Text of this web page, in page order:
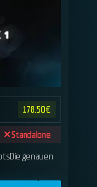
178.50€
Standalone
genauen